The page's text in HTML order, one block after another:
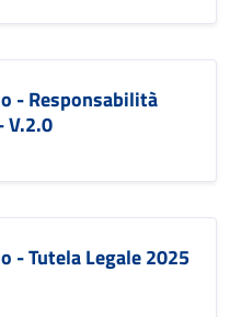
- Responsabilità
V.2.0
- Tutela Legale 2025